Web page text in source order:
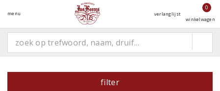
menu verlanglijst
0
winkelwagen
filter